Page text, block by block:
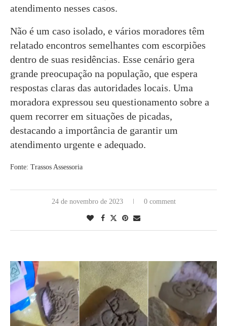
atendimento nesses casos.
Não é um caso isolado, e vários moradores têm
relatado encontros semelhantes com escorpiões
dentro de suas residências. Esse cenário gera
grande preocupação na população, que espera
respostas claras das autoridades locais. Uma
moradora expressou seu questionamento sobre a
quem recorrer em situações de picadas,
destacando a importância de garantir um
atendimento urgente e adequado.
Fonte: Trassos Assessoria
24 de novembro de 2023 0 comment